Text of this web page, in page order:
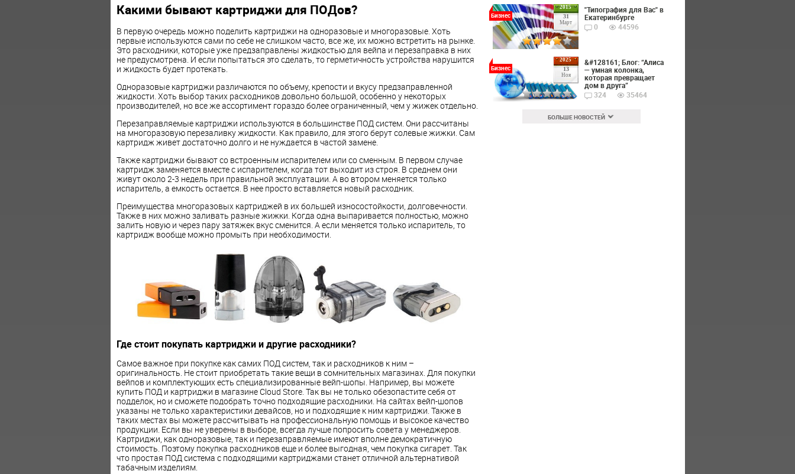
Какими бывают картриджи для ПОДов?
В первую очередь можно поделить картриджи на одноразовые и многоразовые. Хоть
первые используются сами по себе не слишком часто, все же, их можно встретить на рынке.
Это расходники, которые уже предзаправлены жидкостью для вейпа и перезаправка в них
не предусмотрена. И если попытаться это сделать, то герметичность устройства нарушится
и жидкость будет протекать.
Одноразовые картриджи различаются по объему, крепости и вкусу предзаправленной
жидкости. Хоть выбор таких расходников довольно большой, особенно у некоторых
производителей, но все же ассортимент гораздо более ограниченный, чем у жижек отдельно.
Перезаправляемые картриджи используются в большинстве ПОД систем. Они рассчитаны
на многоразовую перезаливку жидкости. Как правило, для этого берут солевые жижки. Сам
картридж живет достаточно долго и не нуждается в частой замене.
Также картриджи бывают со встроенным испарителем или со сменным. В первом случае
картридж заменяется вместе с испарителем, когда тот выходит из строя. В среднем они
живут около 2-3 недель при правильной эксплуатации. А во втором меняется только
испаритель, а емкость остается. В нее просто вставляется новый расходник.
Преимущества многоразовых картриджей в их большей износостойкости, долговечности.
Также в них можно заливать разные жижки. Когда одна выпаривается полностью, можно
залить новую и через пару затяжек вкус сменится. А если меняется только испаритель, то
картридж вообще можно промыть при необходимости.
Где стоит покупать картриджи и другие расходники?
Самое важное при покупке как самих ПОД систем, так и расходников к ним –
оригинальность. Не стоит приобретать такие вещи в сомнительных магазинах. Для покупки
вейпов и комплектующих есть специализированные вейп-шопы. Например, вы можете
купить ПОД и картриджи в магазине Cloud Store. Так вы не только обезопастите себя от
подделок, но и сможете подобрать точно подходящие расходники. На сайтах вейп-шопов
указаны не только характеристики девайсов, но и подходящие к ним картриджи. Также в
таких местах вы можете рассчитывать на профессиональную помощь и высокое качество
продукции. Если вы не уверены в выборе, всегда лучше попросить совета у менеджеров.
Картриджи, как одноразовые, так и перезаправляемые имеют вполне демократичную
стоимость. Поэтому покупка расходников еще и более выгодная, чем покупка сигарет. Так
что простая ПОД система с подходящими картриджами станет отличной альтернативой
табачным изделиям.
2015
31
Март
Бизнес
"Типография для Вас" в
Екатеринбурге
0
44596
2025
13
Ноя
Бизнес
&#128161; Блог: “Алиса
— умная колонка,
которая превращает
дом в друга”
324
35464
БОЛЬШЕ НОВОСТЕЙ